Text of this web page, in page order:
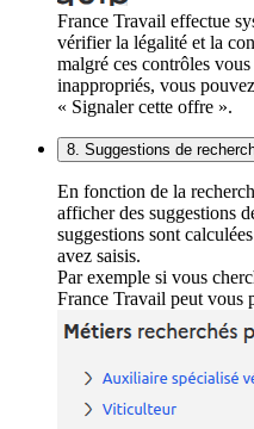
France Travail effectue
vérifier la légalité et la
malgré ces contrôles
inappropriés, vous
« Signaler cette offre ».
8. Suggestions de
En fonction de la
afficher des suggestions
suggestions sont
avez saisis.
Par exemple si vous
France Travail peut vous